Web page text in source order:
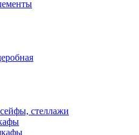
стеллажи